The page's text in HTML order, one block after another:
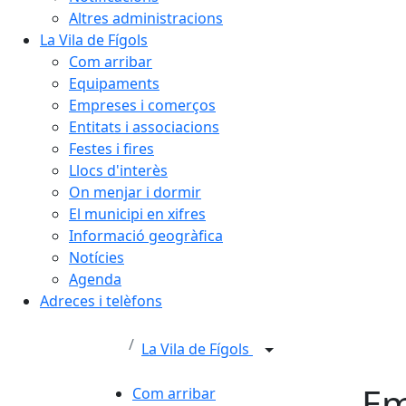
Altres administracions
La Vila de Fígols
Com arribar
Equipaments
Empreses i comerços
Entitats i associacions
Festes i fires
Llocs d'interès
On menjar i dormir
El municipi en xifres
Informació geogràfica
Notícies
Agenda
Adreces i telèfons
La Vila de Fígols
Com arribar